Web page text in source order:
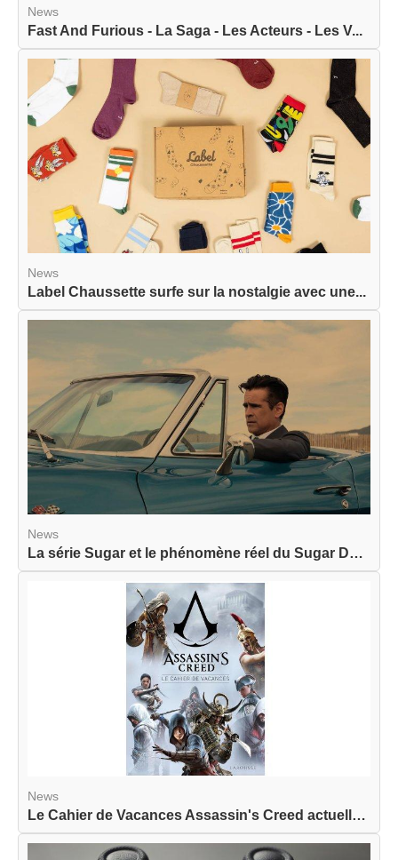
News
Fast And Furious - La Saga - Les Acteurs - Les V...
News
Label Chaussette surfe sur la nostalgie avec une...
News
La série Sugar et le phénomène réel du Sugar Dat...
News
Le Cahier de Vacances Assassin's Creed actuellem...